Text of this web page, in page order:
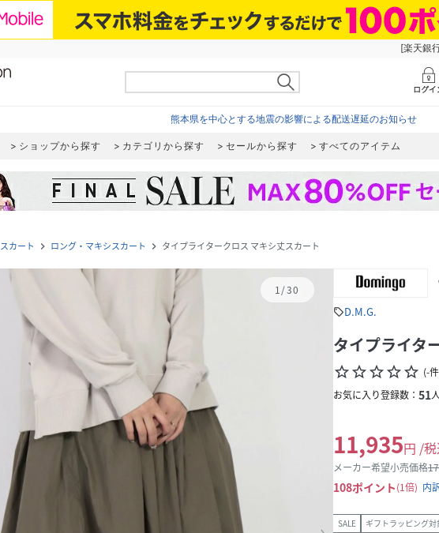
[楽天銀
熊本県を中心とする地震の影響による配送遅延のお知らせ
ショップから探す カテゴリから探す セールから探す すべてのアイテム
スカート navigate_next ロング・マキシスカート navigate_next タイプライタークロス マキシ丈スカート
1/30
sellD.M.G.
タイプライタ
star_borderstar_borderstar_borderstar_borderstar_border (-件
お気に入り登録数： 51
11,935円 /
メーカー希望小売価格
108ポイント 1倍 内
SALE ギフトラッピング対